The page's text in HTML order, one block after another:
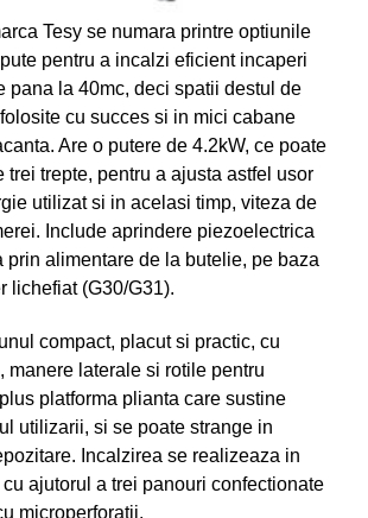
Tesy se numara printre optiunile
pentru a incalzi eficient incaperi
pana la 40mc, deci spatii destul de
cu succes si in mici cabane
Are o putere de 4.2kW, ce poate
trei trepte, pentru a ajusta astfel usor
utilizat si in acelasi timp, viteza de
Include aprindere piezoelectrica
prin alimentare de la butelie, pe baza
lichefiat (G30/G31).
compact, placut si practic, cu
manere laterale si rotile pentru
platforma plianta care sustine
utilizarii, si se poate strange in
Incalzirea se realizeaza in
ajutorul a trei panouri confectionate
microperforatii.